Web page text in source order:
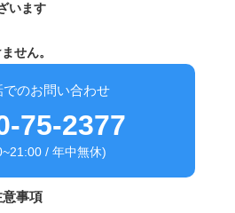
います
せん。
でのお問い合わせ
75-2377
/ 年中無休)
事項